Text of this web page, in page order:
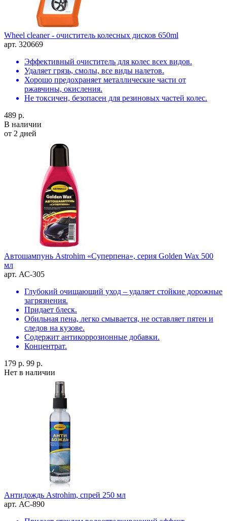
Wheel cleaner - очиститель колесных дисков 650ml
арт. 320669
Эффективный очиститель для колес всех видов.
Удаляет грязь, смолы, все виды налетов.
Хорошо предохраняет металлические части от
ржавчины, окисления.
Не токсичен, безопасен для резиновых частей колес.
489 р.
В наличии
от 2 дней
Автошампунь Astrohim «Суперпена», серия Golden Wax 500
мл
арт. АС-305
Глубокий очищающий уход – удаляет стойкие дорожные
загрязнения.
Придает блеск.
Обильная пена, легко смывается, не оставляет пятен и
следов на кузове.
Содержит антикоррозионные добавки.
Концентрат.
179 р. 99 р.
Нет в наличии
Антидождь Astrohim, спрей 250 мл
арт. АС-890